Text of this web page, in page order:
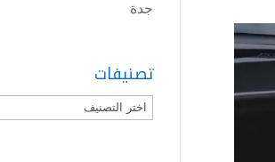
جدة
تصنيفات
تصنيفات